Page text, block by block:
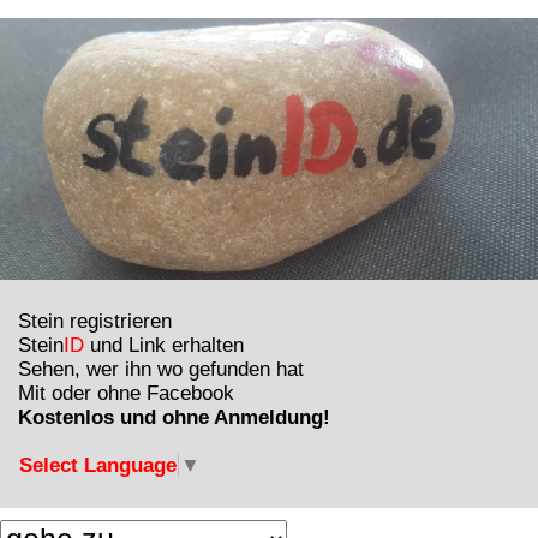
Stein registrieren
Stein ID und Link erhalten
Sehen, wer ihn wo gefunden hat
Mit oder ohne Facebook
Kostenlos und ohne Anmeldung!
Select Language ▼